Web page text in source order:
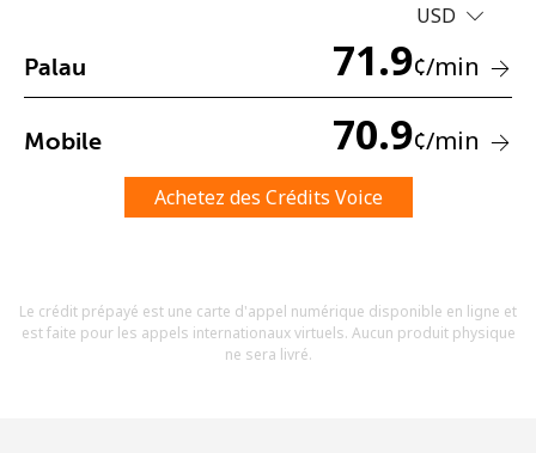
Aucun mot de passe créé
Une lettre majuscule et une lettre minuscule
Un caractère spécial
USD
Palau 71.9¢/min
Mobile 70.9¢/min
Achetez des Crédits Voice
Le crédit prépayé est une carte d'appel numérique disponible en ligne et
est faite pour les appels internationaux virtuels. Aucun produit physique
ne sera livré.